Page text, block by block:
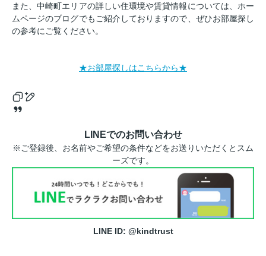
また、中崎町エリアの詳しい住環境や賃貸情報については、ホー
ムページのブログでもご紹介しておりますので、ぜひお部屋探し
の参考にご覧ください。
★お部屋探しはこちらから★
LINEでのお問い合わせ
※ご登録後、お名前やご希望の条件などをお送りいただくとスム
ーズです。
LINE ID: @kindtrust